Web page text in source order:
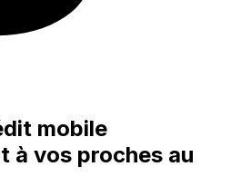
mobile
à vos proches au